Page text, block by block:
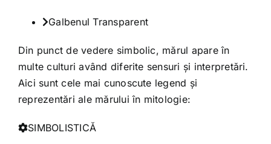
Galbenul Transparent
Din punct de vedere simbolic, mărul apare în
multe culturi având diferite sensuri şi interpretări.
Aici sunt cele mai cunoscute legend şi
reprezentări ale mărului în mitologie:
SIMBOLISTICĂ